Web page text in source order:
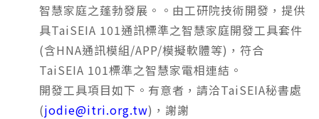
智慧家庭之蓬勃發展。。由工研院技術開發，提供
具TaiSEIA 101通訊標準之智慧家庭開發工具套件
(含HNA通訊模組/APP/模擬軟體等)，符合
TaiSEIA 101標準之智慧家電相連結。
開發工具項目如下。有意者，請洽TaiSEIA秘書處
(jodie@itri.org.tw)，謝謝